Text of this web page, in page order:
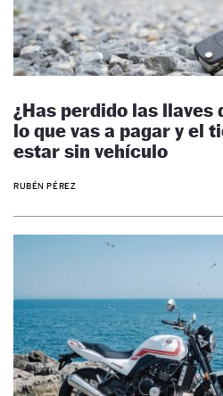
¿Has perdido las llaves
lo que vas a pagar y el
estar sin vehículo
RUBÉN PÉREZ